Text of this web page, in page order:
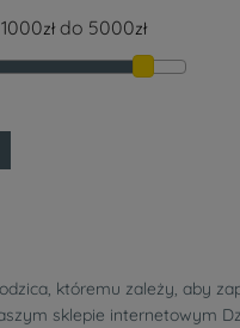
1000złdo 5000zł
któremu zależy, aby
sklepie internetowym